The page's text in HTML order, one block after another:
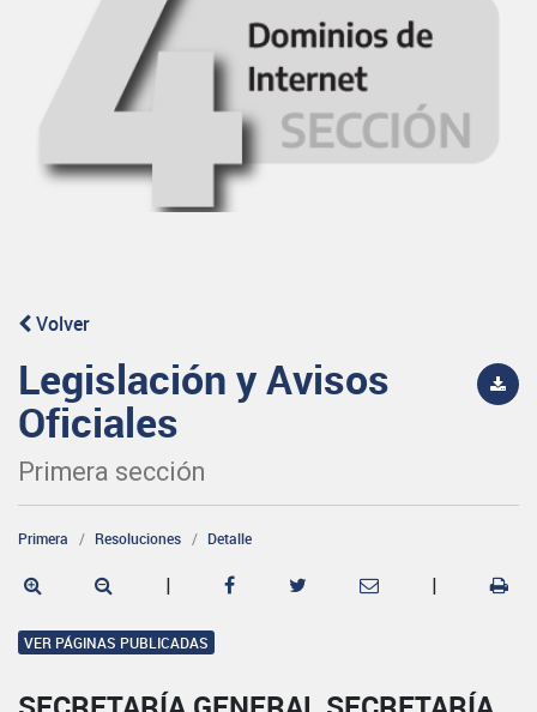
Volver
Legislación y Avisos
Oficiales
Primera sección
Primera Resoluciones Detalle
| |
VER PÁGINAS PUBLICADAS